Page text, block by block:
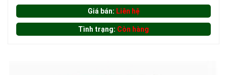
Giá bán: Liên hệ
Tình trạng: Còn hàng